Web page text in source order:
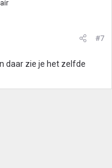
#7
daar zie je het zelfde